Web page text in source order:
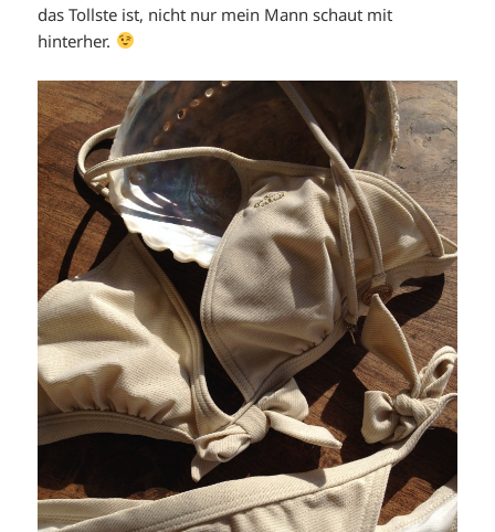
das Tollste ist, nicht nur mein Mann schaut mit
hinterher.